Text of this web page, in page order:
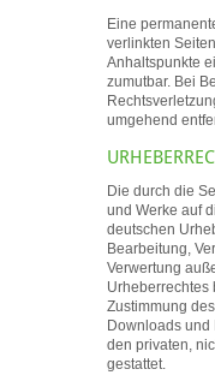
Eine
verlinkten
Anhaltspunkte
zumutbar. Bei
umgehend
Die durch die
und Werke auf
deutschen
Bearbeitung,
Verwertung
Urheberrechtes
Zustimmung
Downloads und
den privaten,
gestattet.